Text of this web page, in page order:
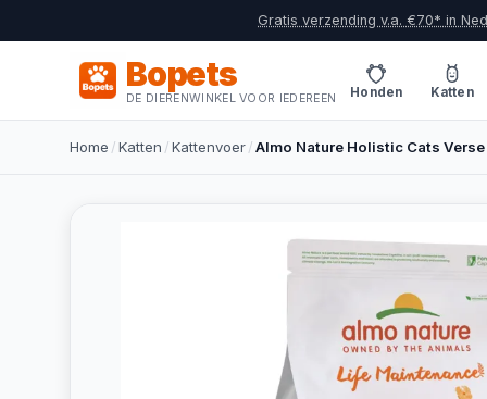
Gratis verzending v.a. €70* in
Bopets
DE DIERENWINKEL VOOR IEDEREEN Honden Katten
Home /Katten /Kattenvoer/Almo Nature Holistic Cats